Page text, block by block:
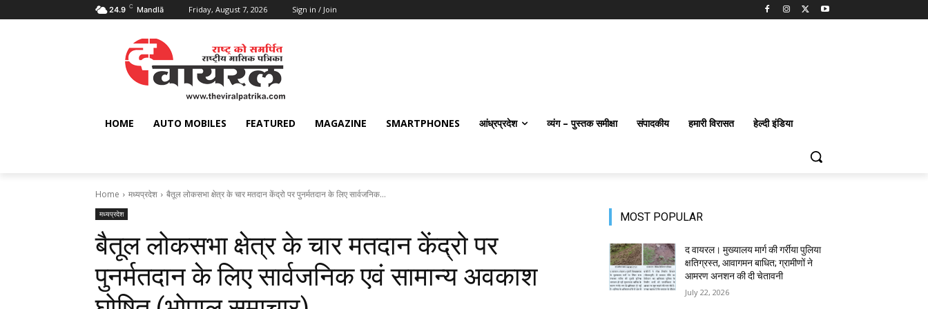
24.9 C Mandlā Friday, August 7, 2026 Sign in / Join
HOME AUTO MOBILES FEATURED MAGAZINE SMARTPHONES आंध्रप्रदेश व्यंग – पुस्तक समीक्षा संपादकीय हमारी विरासत हेल्दी इंडिया
Home मध्यप्रदेश बैतूल लोकसभा क्षेत्र के चार मतदान केंद्रो पर पुनर्मतदान के लिए सार्वजनिक...
मध्यप्रदेश
बैतूल लोकसभा क्षेत्र के चार मतदान केंद्रो पर
पुनर्मतदान के लिए सार्वजनिक एवं सामान्य अवकाश
MOST POPULAR
द वायरल। मुख्यालय मार्ग की गर्रीया पुलिया
क्षतिग्रस्त, आवागमन बाधित; ग्रामीणों ने
आमरण अनशन की दी चेतावनी
July 22, 2026